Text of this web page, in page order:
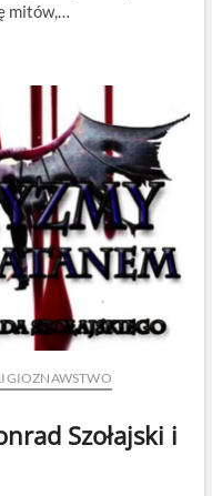
mitów,…
Szołajski i